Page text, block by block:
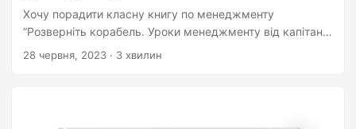
Хочу порадити класну книгу по менеджменту
“Розверніть корабель. Уроки менеджменту від капітана
підводного човна”, - Девіда Марке. В ній автор, капітан
28 червня, 2023 · 3 хвилин